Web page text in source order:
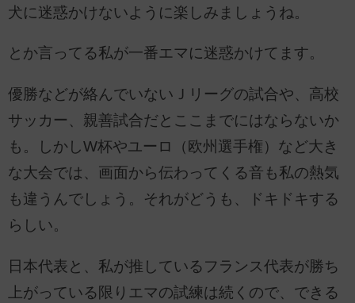
犬に迷惑かけないように楽しみましょうね。
とか言ってる私が一番エマに迷惑かけてます。
優勝などが絡んでいないＪリーグの試合や、高校
サッカー、親善試合だとここまでにはならないか
も。しかしW杯やユーロ（欧州選手権）など大き
な大会では、画面から伝わってくる音も私の熱気
も違うんでしょう。それがどうも、ドキドキする
らしい。
日本代表と、私が推しているフランス代表が勝ち
上がっている限りエマの試練は続くので、できる